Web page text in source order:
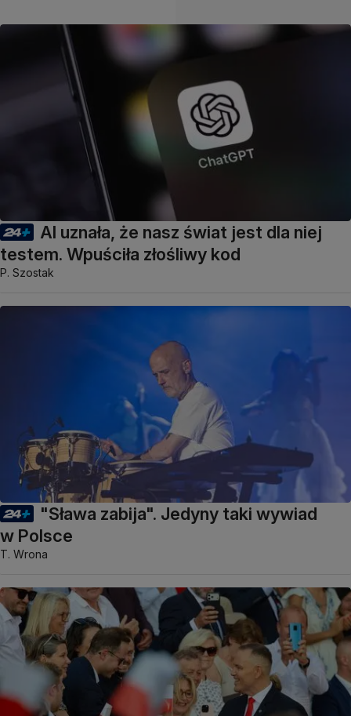
AI uznała, że nasz świat jest dla niej
testem. Wpuściła złośliwy kod
P. Szostak
"Sława zabija". Jedyny taki wywiad
w Polsce
T. Wrona